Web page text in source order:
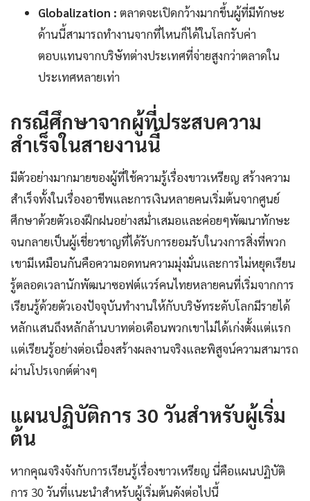
Globalization : ตลาดจะเปิดกว้างมากขึ้นผู้ที่มีทักษะ
ด้านนี้สามารถทำงานจากที่ไหนก็ได้ในโลกรับค่า
ตอบแทนจากบริษัทต่างประเทศที่จ่ายสูงกว่าตลาดใน
ประเทศหลายเท่า
กรณีศึกษาจากผู้ที่ประสบความ
สำเร็จในสายงานนี้
มีตัวอย่างมากมายของผู้ที่ใช้ความรู้เรื่องขาวเหรียญ สร้างความ
สำเร็จทั้งในเรื่องอาชีพและการเงินหลายคนเริ่มต้นจากศูนย์
ศึกษาด้วยตัวเองฝึกฝนอย่างสม่ำเสมอและค่อยๆพัฒนาทักษะ
จนกลายเป็นผู้เชี่ยวชาญที่ได้รับการยอมรับในวงการสิ่งที่พวก
เขามีเหมือนกันคือความอดทนความมุ่งมั่นและการไม่หยุดเรียน
รู้ตลอดเวลานักพัฒนาซอฟต์แวร์คนไทยหลายคนที่เริ่มจากการ
เรียนรู้ด้วยตัวเองปัจจุบันทำงานให้กับบริษัทระดับโลกมีรายได้
หลักแสนถึงหลักล้านบาทต่อเดือนพวกเขาไม่ได้เก่งตั้งแต่แรก
แต่เรียนรู้อย่างต่อเนื่องสร้างผลงานจริงและพิสูจน์ความสามารถ
ผ่านโปรเจกต์ต่างๆ
แผนปฏิบัติการ 30 วันสำหรับผู้เริ่ม
ต้น
หากคุณจริงจังกับการเรียนรู้เรื่องขาวเหรียญ นี่คือแผนปฏิบัติ
การ 30 วันที่แนะนำสำหรับผู้เริ่มต้นดังต่อไปนี้